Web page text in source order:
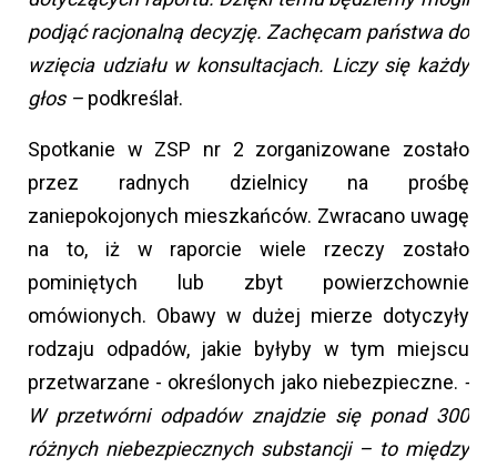
podjąć racjonalną decyzję. Zachęcam państwa do
wzięcia udziału w konsultacjach. Liczy się każdy
głos – podkreślał.
Spotkanie w ZSP nr 2 zorganizowane zostało
przez radnych dzielnicy na prośbę
zaniepokojonych mieszkańców. Zwracano uwagę
na to, iż w raporcie wiele rzeczy zostało
pominiętych lub zbyt powierzchownie
omówionych. Obawy w dużej mierze dotyczyły
rodzaju odpadów, jakie byłyby w tym miejscu
przetwarzane - określonych jako niebezpieczne. -
W przetwórni odpadów znajdzie się ponad 300
różnych niebezpiecznych substancji – to między